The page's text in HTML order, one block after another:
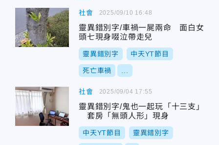
社會
靈異錯別字/車禍一屍兩命 面白女
頭七現身啜泣帶走兒
靈異錯別字 中天YT節目
死亡車禍
2025/09/10 16:48
社會
靈異錯別字/鬼也一起玩「十三支」
套房「無頭人形」現身
中天YT節目 靈異錯別字
2025/09/04 17:55